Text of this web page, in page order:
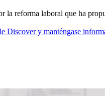
la reforma laboral que ha
Discover y manténgase